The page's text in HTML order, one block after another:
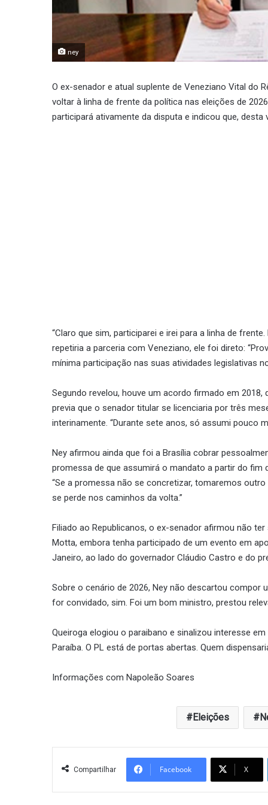
ney
O ex-senador e atual suplente de Veneziano Vital do
voltar à linha de frente da política nas eleições de
participará ativamente da disputa e indicou que, desta
“Claro que sim, participarei e irei para a linha de
repetiria a parceria com Veneziano, ele foi direto:
mínima participação nas suas atividades legislativas
Segundo revelou, houve um acordo firmado em
previa que o senador titular se licenciaria por três
interinamente. “Durante sete anos, só assumi pouco
Ney afirmou ainda que foi a Brasília cobrar
promessa de que assumirá o mandato a partir do fim
“Se a promessa não se concretizar, tomaremos
se perde nos caminhos da volta.”
Filiado ao Republicanos, o ex-senador afirmou não
Motta, embora tenha participado de um evento em
Janeiro, ao lado do governador Cláudio Castro e do
Sobre o cenário de 2026, Ney não descartou compor
for convidado, sim. Foi um bom ministro, prestou
Queiroga elogiou o paraibano e sinalizou interesse
Paraíba. O PL está de portas abertas. Quem
Informações com Napoleão Soares
Eleições
Compartilhar Facebook X